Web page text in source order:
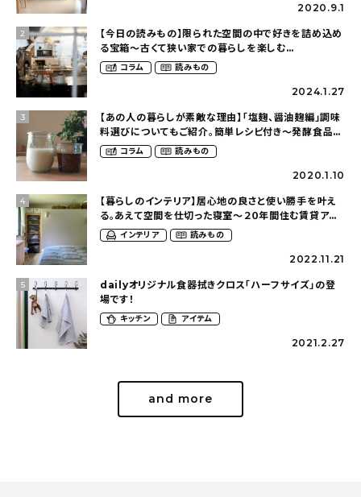
2020.9.1
2
【今日の読みもの】限られた空間の中で好きを詰め込め
る宝箱〜古くて狭い家での暮らしを楽しむ
（2nyan_and_lifestylesさん）
コラム 読みもの
2024.1.27
3
【あの人の暮らしが素敵な理由】「塩麹、醤油麹編」調味
料選びについてもご紹介。簡単レシピ付き〜発酵食品の
ある暮らし（__mamigram___さん）
コラム 読みもの
2020.1.10
4
【暮らしのインテリア】居心地の良さと使い勝手を叶え
る。あえて空間を仕切った寝室〜２０年間住む賃貸ア
パートを慈しむ暮らし（cafe202_homeさん）
インテリア 読みもの
2022.11.21
5
dailyオリジナル食器拭きクロス「ハーフサイズ」の登
場です！
キッチン アイテム
2021.2.27
and more